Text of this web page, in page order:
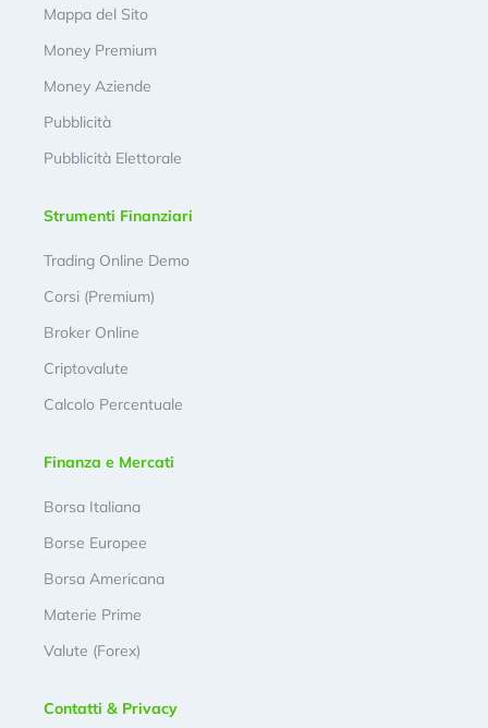
Mappa del Sito
Money Premium
Money Aziende
Pubblicità
Pubblicità Elettorale
Strumenti Finanziari
Trading Online Demo
Corsi (Premium)
Broker Online
Criptovalute
Calcolo Percentuale
Finanza e Mercati
Borsa Italiana
Borse Europee
Borsa Americana
Materie Prime
Valute (Forex)
Contatti & Privacy